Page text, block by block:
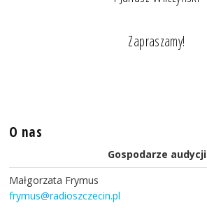
Zapraszamy!
O nas
Gospodarze audycji
Małgorzata Frymus
frymus@radioszczecin.pl